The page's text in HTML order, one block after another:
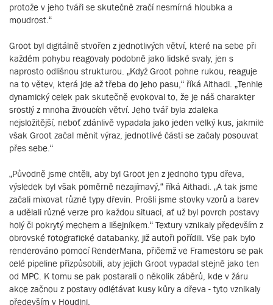
protože v jeho tváři se skutečně zračí nesmírná hloubka a
moudrost.“
Groot byl digitálně stvořen z jednotlivých větví, které na sebe při
každém pohybu reagovaly podobně jako lidské svaly, jen s
naprosto odlišnou strukturou. „Když Groot pohne rukou, reaguje
na to větev, která jde až třeba do jeho pasu,“ říká Aithadi. „Tenhle
dynamický celek pak skutečně evokoval to, že je náš charakter
srostlý z mnoha živoucích větví. Jeho tvář byla zdaleka
nejsložitější, neboť zdánlivě vypadala jako jeden velký kus, jakmile
však Groot začal měnit výraz, jednotlivé části se začaly posouvat
přes sebe.“
„Původně jsme chtěli, aby byl Groot jen z jednoho typu dřeva,
výsledek byl však poměrně nezajímavý,“ říká Aithadi. „A tak jsme
začali mixovat různé typy dřevin. Prošli jsme stovky vzorů a barev
a udělali různé verze pro každou situaci, ať už byl povrch postavy
holý či pokrytý mechem a lišejníkem.“ Textury vznikaly především z
obrovské fotografické databanky, již autoři pořídili. Vše pak bylo
renderováno pomocí RenderMana, přičemž ve Framestoru se pak
celé pipeline přizpůsobili, aby jejich Groot vypadal stejně jako ten
od MPC. K tomu se pak postarali o několik záběrů, kde v žáru
akce začnou z postavy odlétávat kusy kůry a dřeva - tyto vznikaly
především v Houdini.